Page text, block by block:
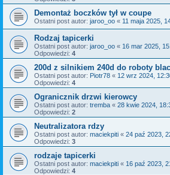
Demontaż boczków tył w coupe
Ostatni post autor: jaroo_oo « 11 maja 2025,
Rodzaj tapicerki
Ostatni post autor: jaroo_oo « 16 mar 2025,
Odpowiedzi: 4
200d z silnikiem 240d do roboty
Ostatni post autor: Piotr78 « 12 wrz 2024,
Odpowiedzi: 4
Ogranicznik drzwi kierowcy
Ostatni post autor: tremba « 28 kwie 2024,
Odpowiedzi: 2
Neutralizatora rdzy
Ostatni post autor: maciekpiti « 24 paź 2023,
Odpowiedzi: 3
rodzaje tapicerki
Ostatni post autor: maciekpiti « 16 paź 2023,
Odpowiedzi: 4